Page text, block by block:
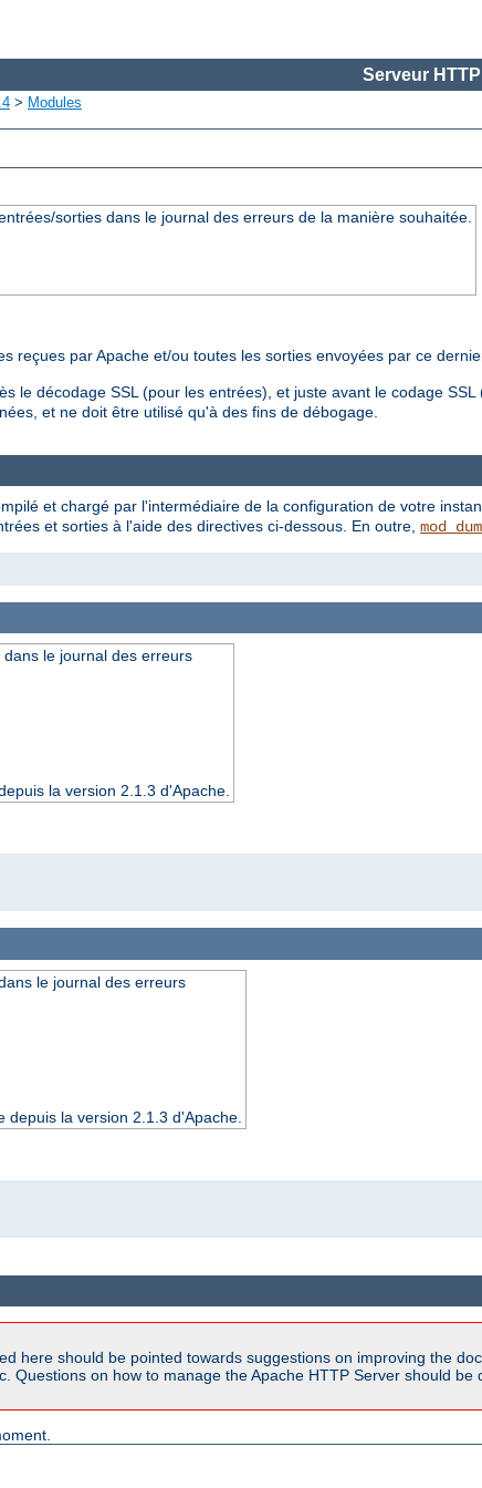
Serveur
> Modules
sorties dans le journal des erreurs de la manière souhaitée.
reçues par Apache et/ou toutes les sorties envoyées par ce
le décodage SSL (pour les entrées), et juste avant le codage
et ne doit être utilisé qu'à des fins de débogage.
et chargé par l'intermédiaire de la configuration de votre
et sorties à l'aide des directives ci-dessous. En outre,
le journal des erreurs
la version 2.1.3 d'Apache.
le journal des erreurs
depuis la version 2.1.3 d'Apache.
here should be pointed towards suggestions on improving the
Questions on how to manage the Apache HTTP Server should